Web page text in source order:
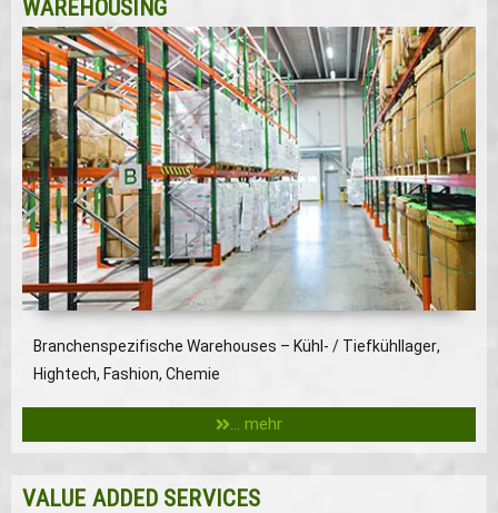
WAREHOUSING
Branchenspezifische Warehouses – Kühl- / Tiefkühllager,
Hightech, Fashion, Chemie
... mehr
VALUE ADDED SERVICES